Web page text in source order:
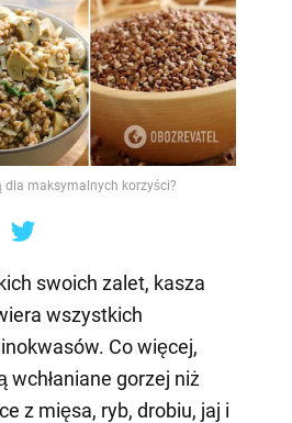
dla maksymalnych korzyści?
swoich zalet, kasza
wszystkich
Co więcej,
wchłaniane gorzej niż
z mięsa, ryb, drobiu, jaj i